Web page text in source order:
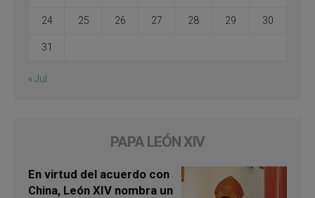
24 25 26 27 28 29 30
31
« Jul
PAPA LEÓN XIV
En virtud del acuerdo con
China, León XIV nombra un